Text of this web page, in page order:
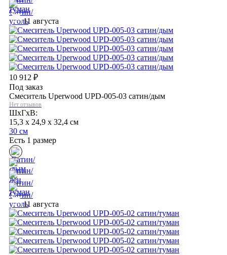
11 августа
10 912 ₽
Под заказ
Смеситель Uperwood UPD-005-03 сатин/дым
Нет отзывов
ШхГхВ:
15,3 x 24,9 x 32,4 см
30 см
Есть 1 размер
11 августа